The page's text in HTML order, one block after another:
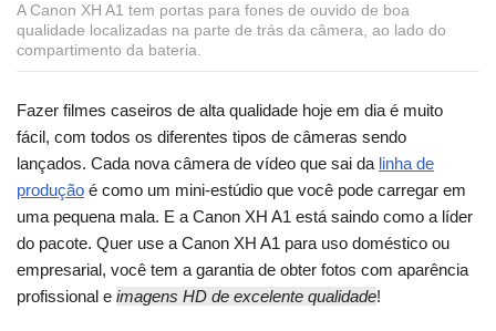
A Canon XH A1 tem portas para fones de ouvido de boa
qualidade localizadas na parte de trás da câmera, ao lado do
compartimento da bateria.
Fazer filmes caseiros de alta qualidade hoje em dia é muito
fácil, com todos os diferentes tipos de câmeras sendo
lançados. Cada nova câmera de vídeo que sai da linha de
produção é como um mini-estúdio que você pode carregar em
uma pequena mala. E a Canon XH A1 está saindo como a líder
do pacote. Quer use a Canon XH A1 para uso doméstico ou
empresarial, você tem a garantia de obter fotos com aparência
profissional e imagens HD de excelente qualidade!